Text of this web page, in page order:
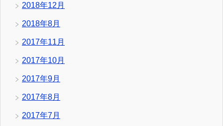
2018年12月
2018年8月
2017年11月
2017年10月
2017年9月
2017年8月
2017年7月